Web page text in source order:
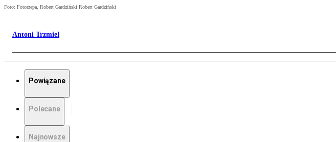
Foto: Fotorzepa, Robert Gardziński Robert Gardziński
Antoni Trzmiel
Powiązane
Polecane
Najnowsze